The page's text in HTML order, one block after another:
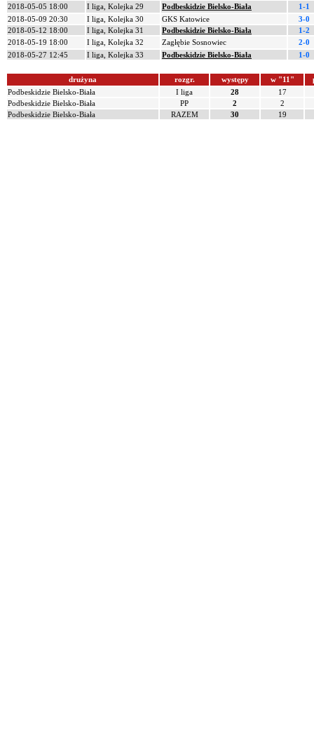
2018-05-05 18:00
I liga, Kolejka 29 Podbeskidzie Bielsko-Biała
1-1
2018-05-09 20:30
I liga, Kolejka 30 GKS Katowice
3-0
2018-05-12 18:00
I liga, Kolejka 31 Podbeskidzie Bielsko-Biała
1-2
2018-05-19 18:00
I liga, Kolejka 32 Zagłębie Sosnowiec
2-0
2018-05-27 12:45
I liga, Kolejka 33 Podbeskidzie Bielsko-Biała 1-0
drużyna rozgr. występy w "11"
Podbeskidzie Bielsko-Biała
I liga 28
17
Podbeskidzie Bielsko-Biała
PP 2
2
Podbeskidzie Bielsko-Biała
RAZEM 30 19